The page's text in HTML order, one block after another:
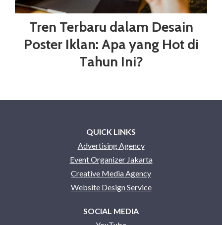
Tren Terbaru dalam Desain
Poster Iklan: Apa yang Hot di
Tahun Ini?
QUICK LINKS
Advertising Agency
Event Organizer Jakarta
Creative Media Agency
Website Design Service
SOCIAL MEDIA